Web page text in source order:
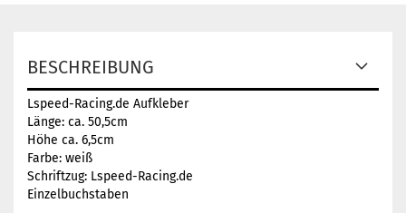
BESCHREIBUNG
Lspeed-Racing.de Aufkleber
Länge: ca. 50,5cm
Höhe ca. 6,5cm
Farbe: weiß
Schriftzug: Lspeed-Racing.de
Einzelbuchstaben